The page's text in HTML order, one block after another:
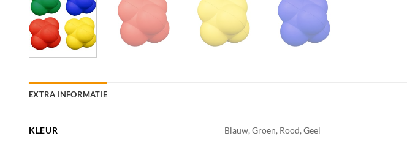
EXTRA INFORMATIE
KLEUR Blauw, Groen, Rood, Geel